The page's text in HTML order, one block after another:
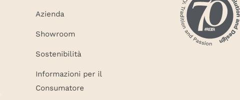
Azienda
Showroom
Sostenibilità
Informazioni per il
Consumatore